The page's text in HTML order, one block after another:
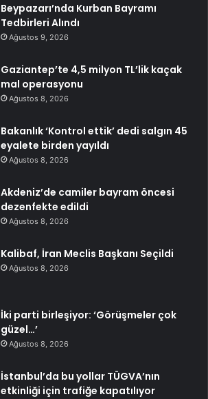
Beypazarı’nda Kurban Bayramı
Tedbirleri Alındı
Ağustos 9, 2026
Gaziantep’te 4,5 milyon TL’lik kaçak
mal operasyonu
Ağustos 8, 2026
Bakanlık ‘Kontrol ettik’ dedi salgın 45
eyalete birden yayıldı
Ağustos 8, 2026
Akdeniz’de camiler bayram öncesi
dezenfekte edildi
Ağustos 8, 2026
Kalibaf, İran Meclis Başkanı Seçildi
Ağustos 8, 2026
İki parti birleşiyor: ‘Görüşmeler çok
güzel…’
Ağustos 8, 2026
İstanbul’da bu yollar TÜGVA’nın
etkinliği için trafiğe kapatılıyor